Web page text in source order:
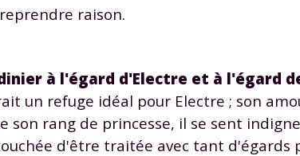
raison.
à l'égard d'Electre et à l'égard
un refuge idéal pour Electre ; son
rang de princesse, il se sent
d'être traitée avec tant d'égards
de soutien scolaire !
,
révisions
aux
suivre les
du CP à la Terminale
Des profs expérimentés
disponibles à la demande
par tchat, audio ou vidéo